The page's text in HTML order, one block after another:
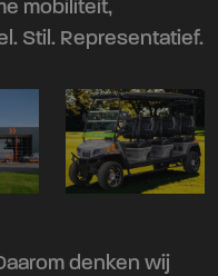
mobiliteit,
Stil. Representatief.
denken wij